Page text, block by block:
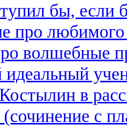
бы,
про
волшебные
идеальный
в
с